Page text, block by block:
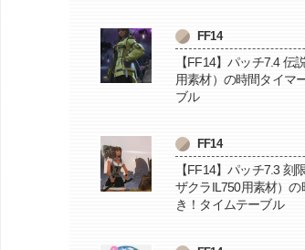
FF14
【FF14】パッチ7.4 伝
用素材）の時間タイマ
ブル
FF14
【FF14】パッチ7.3 刻
ザクラIL750用素材）
き！タイムテーブル